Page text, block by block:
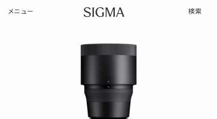
メニュー 検索